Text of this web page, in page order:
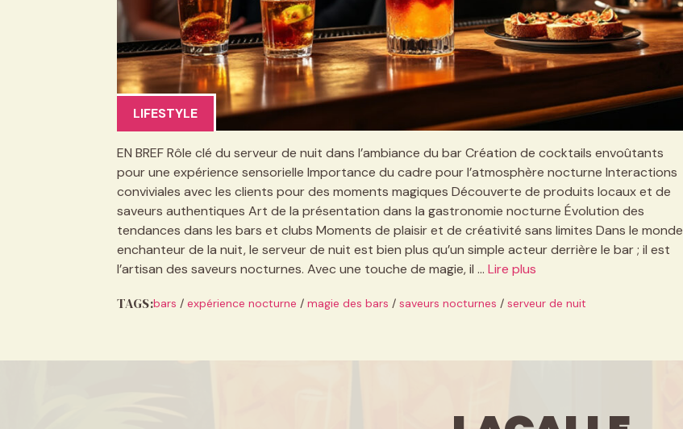
LIFESTYLE
EN BREF Rôle clé du serveur de nuit dans l’ambiance du bar Création de cocktails envoûtants
pour une expérience sensorielle Importance du cadre pour l’atmosphère nocturne Interactions
conviviales avec les clients pour des moments magiques Découverte de produits locaux et de
saveurs authentiques Art de la présentation dans la gastronomie nocturne Évolution des
tendances dans les bars et clubs Moments de plaisir et de créativité sans limites Dans le monde
enchanteur de la nuit, le serveur de nuit est bien plus qu’un simple acteur derrière le bar ; il est
l’artisan des saveurs nocturnes. Avec une touche de magie, il … Lire plus
TAGS:bars /expérience nocturne /magie des bars /saveurs nocturnes /serveur de nuit